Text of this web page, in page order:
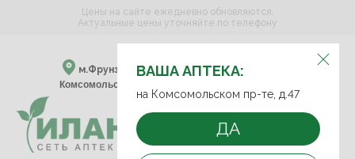
ВЫБЕРИТЕ АПТЕКУ:
м.Фрунзенская м.Спортивная
Комсомольский пр-т, д. 47
ВАША АПТЕКА:
на Комсомольском пр-те, д.47
ДА
Цены на сайте ежедневно обновляются.
Актуальные цены уточняйте по телефону